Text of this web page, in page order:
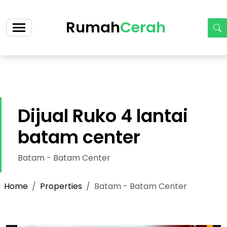
RumahCerah
rumah-siap-huni-di-batam-center-cicilan-5-jt-an
Dijual Ruko 4 lantai
batam center
Batam - Batam Center
Home Properties Batam - Batam Center